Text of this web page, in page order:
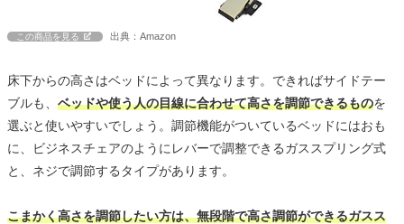
この商品を見る 出典：Amazon
床下からの高さはベッドによって異なります。できればサイドテー
ブルも、 ベッドや使う人の目線に合わせて高さを調節できるものを
選ぶと使いやすいでしょう。調節機能がついているベッドにはおも
に、ビジネスチェアのようにレバーで調整できるガススプリング式
と、ネジで調節するタイプがあります。
こまかく高さを調節したい方は、無段階で高さ調節ができるガスス